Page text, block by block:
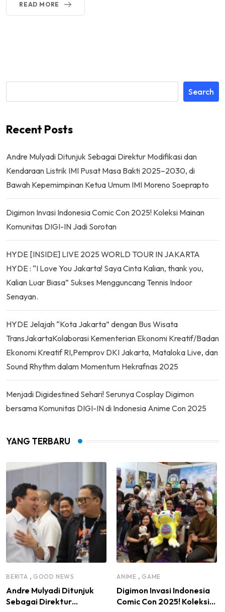
READ MORE
Search
Recent Posts
Andre Mulyadi Ditunjuk Sebagai Direktur Modifikasi dan
Kendaraan Listrik IMI Pusat Masa Bakti 2025–2030, di
Bawah Kepemimpinan Ketua Umum IMI Moreno Soeprapto
Digimon Invasi Indonesia Comic Con 2025! Koleksi Mainan
Komunitas DIGI-IN Jadi Sorotan
HYDE [INSIDE] LIVE 2025 WORLD TOUR IN JAKARTA
HYDE : “I Love You Jakarta! Saya Cinta Kalian, thank you,
Kalian Luar Biasa” Sukses Mengguncang Tennis Indoor
Senayan.
HYDE Jelajah “Kota Jakarta” dengan Bus Wisata
TransJakartaKolaborasi Kementerian Ekonomi Kreatif/Badan
Ekonomi Kreatif RI,Pemprov DKI Jakarta, Mataloka Live, dan
Sound Rhythm dalam Momentum Hekrafnas 2025
Menjadi Digidestined Sehari! Serunya Cosplay Digimon
bersama Komunitas DIGI-IN di Indonesia Anime Con 2025
YANG TERBARU
BERITA , GOOD NEWS
Andre Mulyadi Ditunjuk
Sebagai Direktur
ANIME , GAME
Digimon Invasi Indonesia
Comic Con 2025! Koleksi